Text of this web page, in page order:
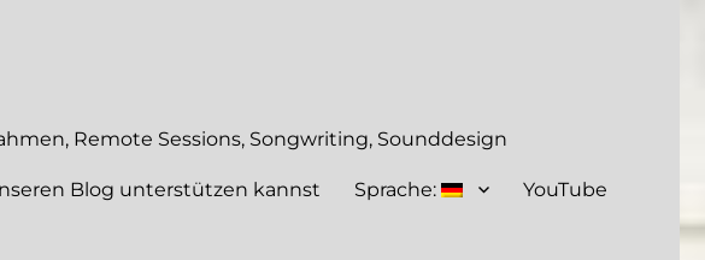
Remote Sessions, Songwriting, Sounddesign
Blog unterstützen kannst Sprache: YouTube